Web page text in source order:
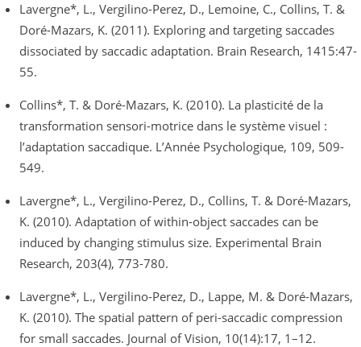
Lavergne*, L., Vergilino-Perez, D., Lemoine, C., Collins, T. &
Doré-Mazars, K. (2011). Exploring and targeting saccades
dissociated by saccadic adaptation. Brain Research, 1415:47-
55.
Collins*, T. & Doré-Mazars, K. (2010). La plasticité de la
transformation sensori-motrice dans le système visuel :
l’adaptation saccadique. L’Année Psychologique, 109, 509-
549.
Lavergne*, L., Vergilino-Perez, D., Collins, T. & Doré-Mazars,
K. (2010). Adaptation of within-object saccades can be
induced by changing stimulus size. Experimental Brain
Research, 203(4), 773-780.
Lavergne*, L., Vergilino-Perez, D., Lappe, M. & Doré-Mazars,
K. (2010). The spatial pattern of peri-saccadic compression
for small saccades. Journal of Vision, 10(14):17, 1–12.